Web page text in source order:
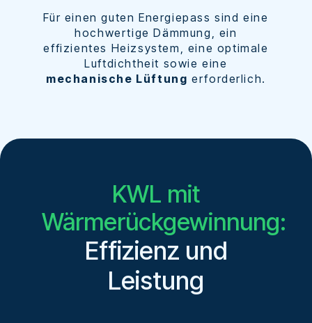
Für einen guten Energiepass sind eine
hochwertige Dämmung, ein
effizientes Heizsystem, eine optimale
Luftdichtheit sowie eine
mechanische Lüftung erforderlich.
KWL mit
Wärmerückgewinnung:
Effizienz und
Leistung